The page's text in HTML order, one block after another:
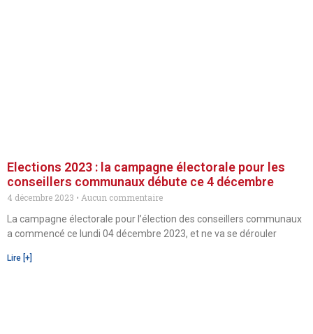
Elections 2023 : la campagne électorale pour les
conseillers communaux débute ce 4 décembre
4 décembre 2023
Aucun commentaire
La campagne électorale pour l’élection des conseillers communaux
a commencé ce lundi 04 décembre 2023, et ne va se dérouler
Lire [+]